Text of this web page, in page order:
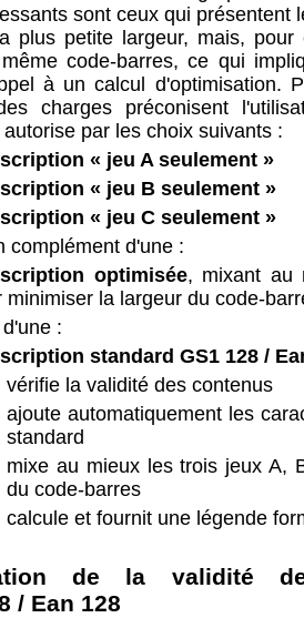
sont ceux qui présentent
plus petite largeur, mais,
code-barres, ce qui
à un calcul d'optimisation.
charges préconisent
par les choix suivants :
« jeu A seulement »
« jeu B seulement »
« jeu C seulement »
complément d'une :
optimisée, mixant au
minimiser la largeur du code-
:
standard GS1 128 /
vérifie la validité des contenus
ajoute automatiquement les
standard
mixe au mieux les trois jeux A,
du code-barres
calcule et fournit une légende
de la validité
/ Ean 128